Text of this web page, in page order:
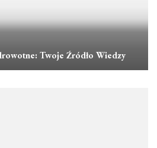
Twoje Źródło Wiedzy